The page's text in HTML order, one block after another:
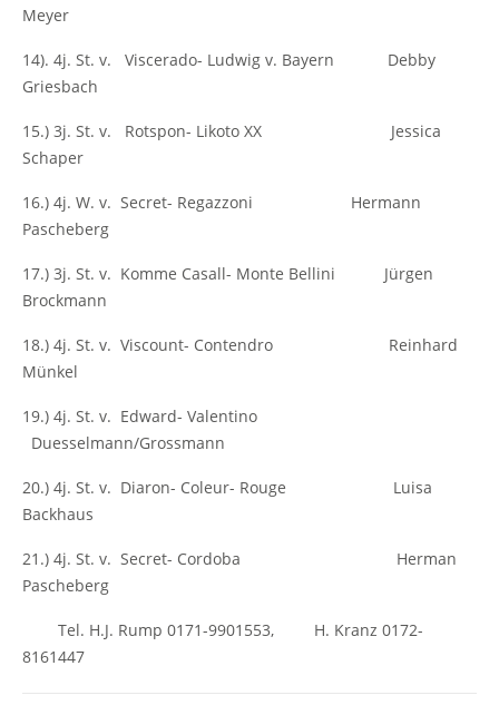
Meyer
14). 4j. St. v. Viscerado- Ludwig v. Bayern Debby
Griesbach
15.) 3j. St. v. Rotspon- Likoto XX Jessica
Schaper
16.) 4j. W. v. Secret- Regazzoni Hermann
Pascheberg
17.) 3j. St. v. Komme Casall- Monte Bellini Jürgen
Brockmann
18.) 4j. St. v. Viscount- Contendro Reinhard
Münkel
19.) 4j. St. v. Edward- Valentino
Duesselmann/Grossmann
20.) 4j. St. v. Diaron- Coleur- Rouge Luisa
Backhaus
21.) 4j. St. v. Secret- Cordoba Herman
Pascheberg
Tel. H.J. Rump 0171-9901553, H. Kranz 0172-
8161447